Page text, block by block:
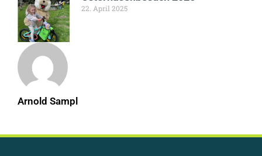
Arnold Sampl
22. April 2025